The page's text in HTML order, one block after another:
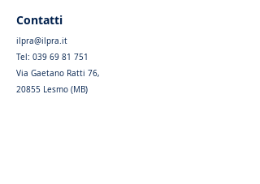
Contatti
ilpra@ilpra.it
Tel: 039 69 81 751
Via Gaetano Ratti 76,
20855 Lesmo (MB)